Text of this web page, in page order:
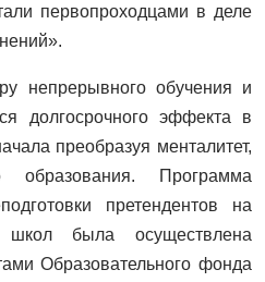
первопроходцами в деле
непрерывного обучения и
долгосрочного эффекта в
преобразуя менталитет,
Программа
претендентов на
школ была осуществлена
Образовательного фонда